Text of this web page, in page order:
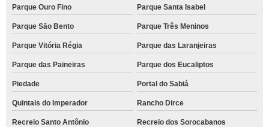
Parque Ouro Fino Parque Santa Isabel
Parque São Bento Parque Três Meninos
Parque Vitória Régia Parque das Laranjeiras
Parque das Paineiras Parque dos Eucaliptos
Piedade Portal do Sabiá
Quintais do Imperador Rancho Dirce
Recreio Santo Antônio Recreio dos Sorocabanos